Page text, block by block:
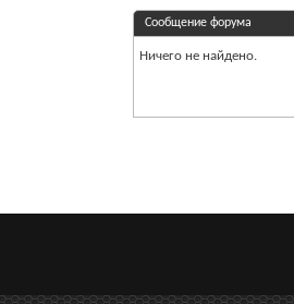
Сообщение форума
Ничего не найдено.